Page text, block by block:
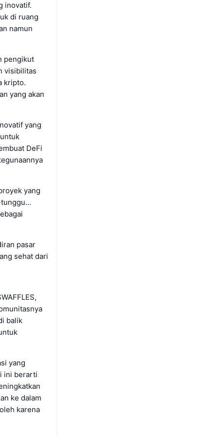
inovatif.
di ruang
namun
pengikut
visibilitas
kripto.
yang akan
yang
DeFi
yang
pasar
sehat dari
balik
yang
ini berarti
ke dalam
karena